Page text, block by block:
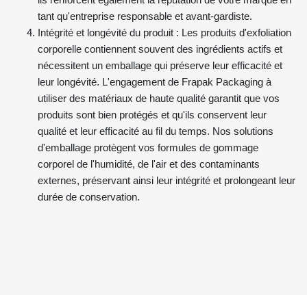
tant qu'entreprise responsable et avant-gardiste.
Intégrité et longévité du produit : Les produits d'exfoliation
corporelle contiennent souvent des ingrédients actifs et
nécessitent un emballage qui préserve leur efficacité et
leur longévité. L'engagement de Frapak Packaging à
utiliser des matériaux de haute qualité garantit que vos
produits sont bien protégés et qu'ils conservent leur
qualité et leur efficacité au fil du temps. Nos solutions
d'emballage protègent vos formules de gommage
corporel de l'humidité, de l'air et des contaminants
externes, préservant ainsi leur intégrité et prolongeant leur
durée de conservation.